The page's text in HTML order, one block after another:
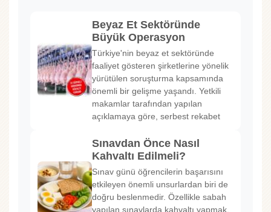
Beyaz Et Sektöründe
Büyük Operasyon
Türkiye'nin beyaz et sektöründe
faaliyet gösteren şirketlerine yönelik
yürütülen soruşturma kapsamında
önemli bir gelişme yaşandı. Yetkili
makamlar tarafından yapılan
açıklamaya göre, serbest rekabet
Sınavdan Önce Nasıl
Kahvaltı Edilmeli?
Sınav günü öğrencilerin başarısını
etkileyen önemli unsurlardan biri de
doğru beslenmedir. Özellikle sabah
yapılan sınavlarda kahvaltı yapmak,